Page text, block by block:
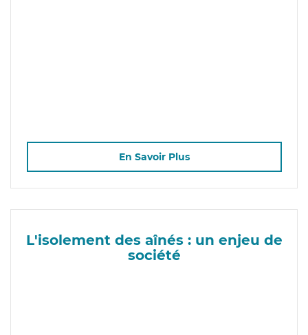
En Savoir Plus
L'isolement des aînés : un enjeu de
société